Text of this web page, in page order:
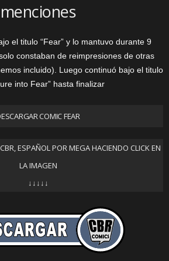
menciones
el titulo “Fear” y lo mantuvo durante 9
constaban de reimpresiones de otras
incluido). Luego continuó bajo el titulo
into Fear” hasta finalizar
COMIC FEAR
ESPAÑOL POR MEGA HACIENDO CLICK EN
LA IMAGEN
↓↓↓↓↓